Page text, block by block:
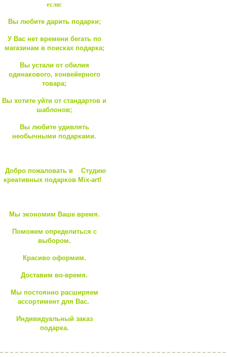
если:
Вы любите дарить подарки;
У Вас нет времени бегать по
магазинам в поисках подарка;
Вы устали от обилия
одинакового, конвейерного
товара;
Вы хотите уйти от стандартов и
шаблонов;
Вы любите удивлять
необычными подарками.
Добро пожаловать в Студию
креативных подарков Mix-art!
Мы экономим Ваше время.
Поможем определиться с
выбором.
Красиво оформим.
Доставим во-время.
Мы постоянно расширяем
ассортимент для Вас.
Индивидуальный заказ
подарка.